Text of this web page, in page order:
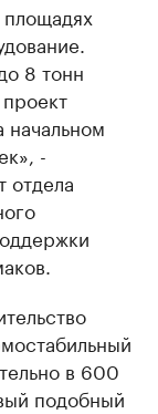
8 тонн
начальном
-
отдела
в 600
подобный